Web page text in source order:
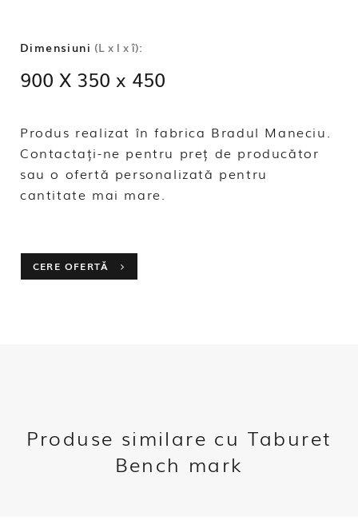
Dimensiuni (L x l x î):
900 X 350 x 450
Produs realizat în fabrica Bradul Maneciu.
Contactați-ne pentru preț de producător
sau o ofertă personalizată pentru
cantitate mai mare.
CERE OFERTĂ
Produse similare cu Taburet
Bench mark